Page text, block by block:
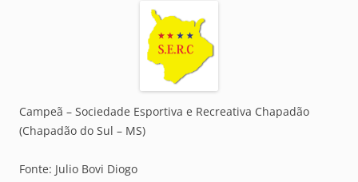
Campeã – Sociedade Esportiva e Recreativa Chapadão
(Chapadão do Sul – MS)
Fonte: Julio Bovi Diogo